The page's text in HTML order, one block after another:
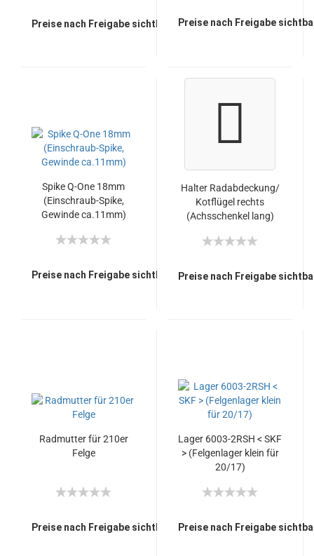
Preise nach Freigabe sichtbar. Preise nach Freigabe
Spike Q-One 18mm
(Einschraub-Spike,
Gewinde ca.11mm)
Preise nach Freigabe sichtbar.
Halter Radabdeckung/
Kotflügel rechts
(Achsschenkel lang)
Preise nach Freigabe
Radmutter für 210er
Felge
Preise nach Freigabe sichtbar.
Lager 6003-2RSH < SKF
> (Felgenlager klein für
20/17)
Preise nach Freigabe